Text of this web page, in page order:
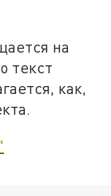
на
текст
как,